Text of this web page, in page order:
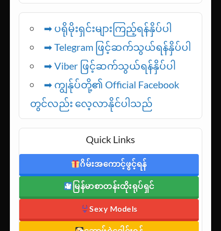
➡ ပရိုမိုးရှင်းများကြည့်ရန်နှိပ်ပါ
➡ Telegram ဖြင့်ဆက်သွယ်ရန်နှိပ်ပါ
➡Viber ဖြင့်ဆက်သွယ်ရန်နှိပ်ပါ
➡ ကျွန်ုပ်တို့၏ Official Facebook
တွင်လည်း လေ့လာနိုင်ပါသည်
Quick Links
ဂိမ်းအကောင့်ဖွင့်ရန်
မြန်မာစာတန်းထိုးရုပ်ရှင်